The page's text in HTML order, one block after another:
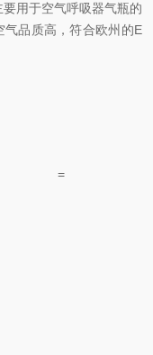
用于空气呼吸器气瓶的
品质高，符合欧州的E
=